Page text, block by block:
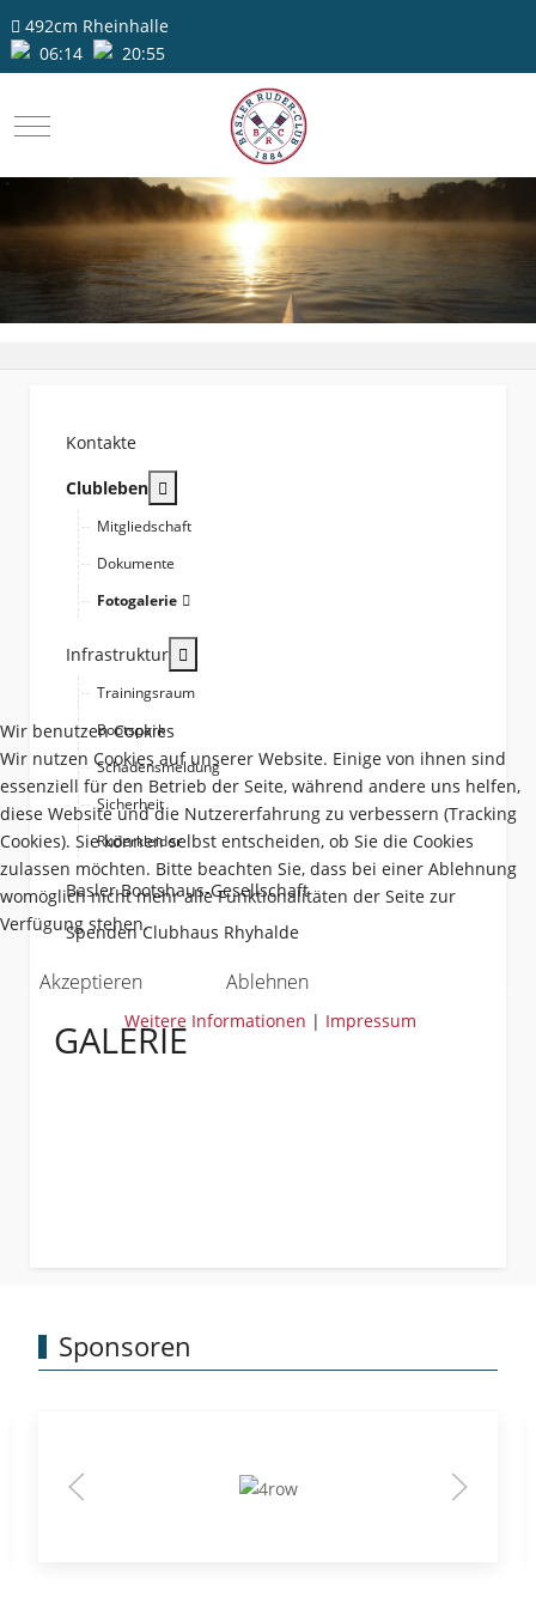
492cm Rheinhalle
06:14
20:55
Mobile Menu Toggle
Kontakte
Clubleben
Mitgliedschaft
Dokumente
Fotogalerie
Infrastruktur
Trainingsraum
Bootspark
Schadensmeldung
Sicherheit
Ruderkleider
Basler Bootshaus-Gesellschaft
Spenden Clubhaus Rhyhalde
GALERIE
Sponsoren
Wir benutzen Cookies
Wir nutzen Cookies auf unserer Website. Einige von ihnen sind
essenziell für den Betrieb der Seite, während andere uns helfen,
diese Website und die Nutzererfahrung zu verbessern (Tracking
Cookies). Sie können selbst entscheiden, ob Sie die Cookies
zulassen möchten. Bitte beachten Sie, dass bei einer Ablehnung
womöglich nicht mehr alle Funktionalitäten der Seite zur
Verfügung stehen.
Akzeptieren Ablehnen
Weitere Informationen | Impressum